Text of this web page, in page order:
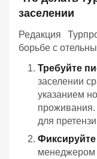
заселении
Редакция
борьбе с
Требуйте
заселении
указанием
проживания.
для
менеджером